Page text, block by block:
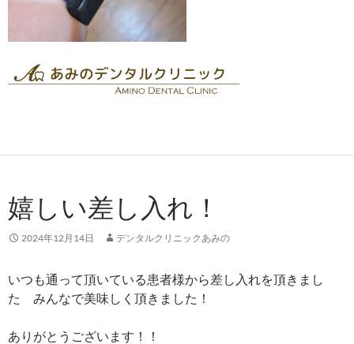
嬉しい差し入れ！
2024年12月14日 デンタルクリニックあみの
いつも通って頂いている患者様から差し入れを頂きまし
た みんなで美味しく頂きました！
ありがとうございます！！